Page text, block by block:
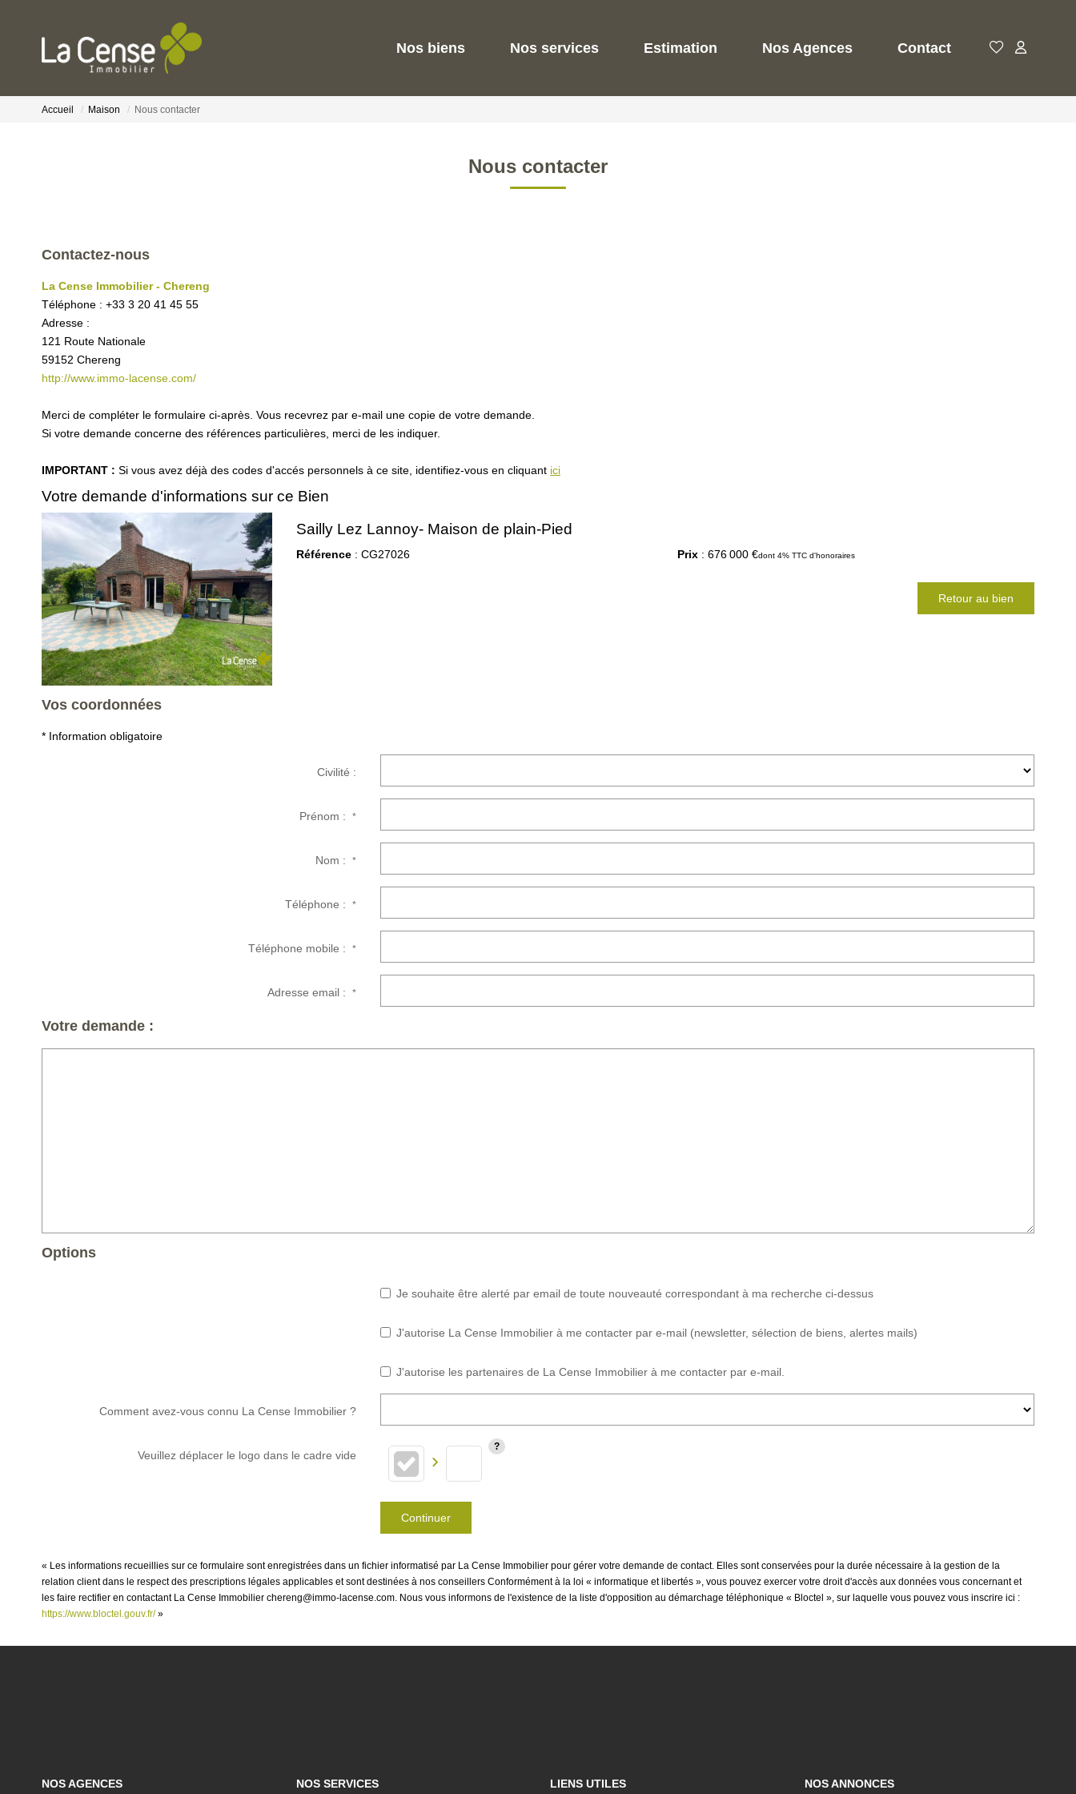
Nos biens Nos services Estimation Nos Agences Contact
Accueil Maison Nous contacter
Nous contacter
Contactez-nous
La Cense Immobilier - Chereng
Téléphone : +33 3 20 41 45 55
Adresse :
121 Route Nationale
59152 Chereng
http://www.immo-lacense.com/
Merci de compléter le formulaire ci-après. Vous recevrez par e-mail une copie de votre demande.
Si votre demande concerne des références particulières, merci de les indiquer.
IMPORTANT : Si vous avez déjà des codes d'accés personnels à ce site, identifiez-vous en cliquant ici
Votre demande d'informations sur ce Bien
Sailly Lez Lannoy- Maison de plain-Pied
Référence: CG27026 Prix: 676 000 €dont 4% TTC d'honoraires
Retour au bien
Vos coordonnées
* Information obligatoire
Civilité :
Prénom :*
Nom :*
Téléphone :*
Téléphone mobile :*
Adresse email :*
Votre demande :
Options
Je souhaite être alerté par email de toute nouveauté correspondant à ma recherche ci-dessus
J'autorise La Cense Immobilier à me contacter par e-mail (newsletter, sélection de biens, alertes mails)
J'autorise les partenaires de La Cense Immobilier à me contacter par e-mail.
Comment avez-vous connu La Cense Immobilier ?
Veuillez déplacer le logo dans le cadre vide
Continuer
« Les informations recueillies sur ce formulaire sont enregistrées dans un fichier informatisé par La Cense Immobilier pour gérer votre demande de contact. Elles sont conservées pour la durée nécessaire à la gestion de la
relation client dans le respect des prescriptions légales applicables et sont destinées à nos conseillers Conformément à la loi « informatique et libertés », vous pouvez exercer votre droit d'accès aux données vous concernant et
les faire rectifier en contactant La Cense Immobilier chereng@immo-lacense.com. Nous vous informons de l'existence de la liste d'opposition au démarchage téléphonique « Bloctel », sur laquelle vous pouvez vous inscrire ici :
https://www.bloctel.gouv.fr/»
NOS AGENCES NOS SERVICES LIENS UTILES NOS ANNONCES